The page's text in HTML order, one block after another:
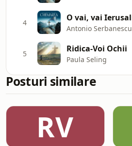
4 O vai, vai
Antonio
5 Ridica-Voi Ochii
Paula Seling
Posturi similare
RV